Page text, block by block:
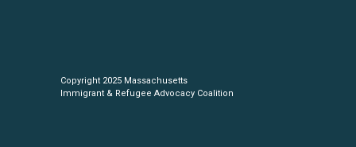
Copyright 2025 Massachusetts
Immigrant & Refugee Advocacy Coalition